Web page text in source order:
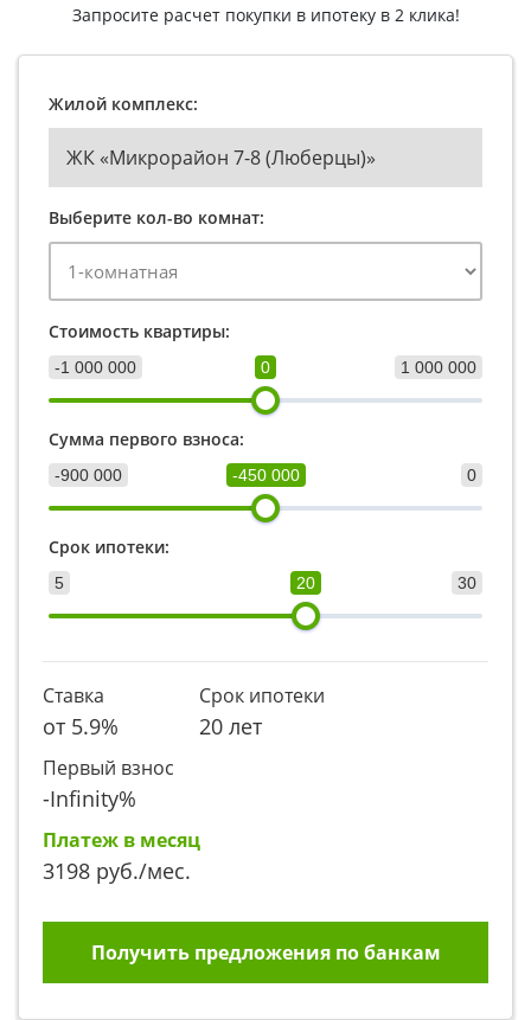
Запросите расчет покупки в ипотеку в 2 клика!
Жилой комплекс:
ЖК «Микрорайон 7-8 (Люберцы)»
Выберите кол-во комнат:
Стоимость квартиры:
-1 000 000 1 000 000
0
Сумма первого взноса:
-900 000 0
-450 000
Срок ипотеки:
5 30
20
Ставка
от 5.9%
Срок ипотеки
20 лет
Первый взнос
-Infinity%
Платеж в месяц
3198 руб./мес.
Получить предложения по банкам